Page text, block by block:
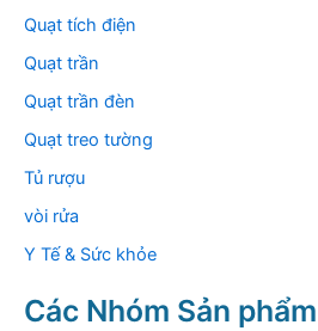
Quạt tích điện
Quạt trần
Quạt trần đèn
Quạt treo tường
Tủ rượu
vòi rửa
Y Tế & Sức khỏe
Các Nhóm Sản phẩm